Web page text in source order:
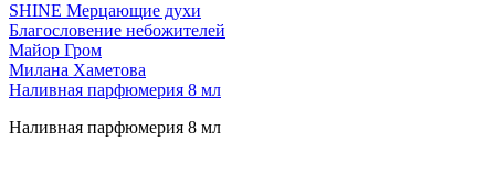
SHINE Мерцающие духи
Благословение небожителей
Майор Гром
Милана Хаметова
Наливная парфюмерия 8 мл
Наливная парфюмерия 8 мл